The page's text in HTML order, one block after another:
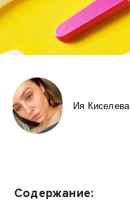
Ия Киселева
Содержание: